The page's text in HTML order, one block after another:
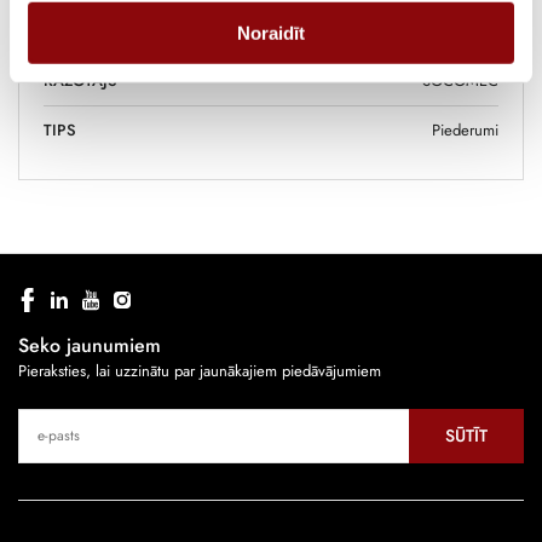
Noraidīt
RAŽOTĀJS SOCOMEC
TIPS Piederumi
Seko jaunumiem
Pieraksties, lai uzzinātu par jaunākajiem piedāvājumiem
SŪTĪT